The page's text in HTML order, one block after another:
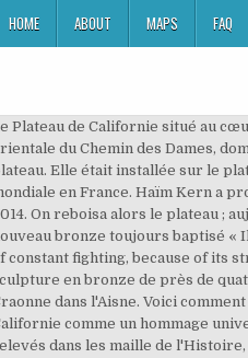
HOME ABOUT MAPS FAQ
Plateau de Californie situé au
du Chemin des Dames,
Elle était installée sur le
en France. Haïm Kern a
On reboisa alors le plateau ;
bronze toujours baptisé «
constant fighting, because of its
en bronze de près de
dans l'Aisne. Voici
comme un hommage
dans les maille de